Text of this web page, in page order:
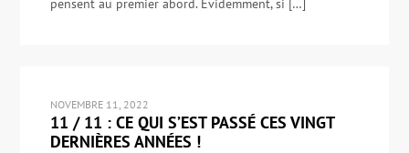
pensent au premier abord. Évidemment, si […]
NOVEMBRE 11, 2022
11 / 11 : CE QUI S’EST PASSÉ CES VINGT
DERNIÈRES ANNÉES !